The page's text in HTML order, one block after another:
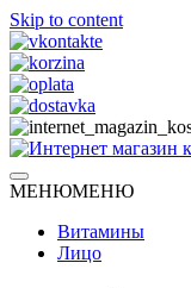
Skip to content
Интернет
Натуральная косметика
МЕНЮМЕНЮ
Витамины
Лицо